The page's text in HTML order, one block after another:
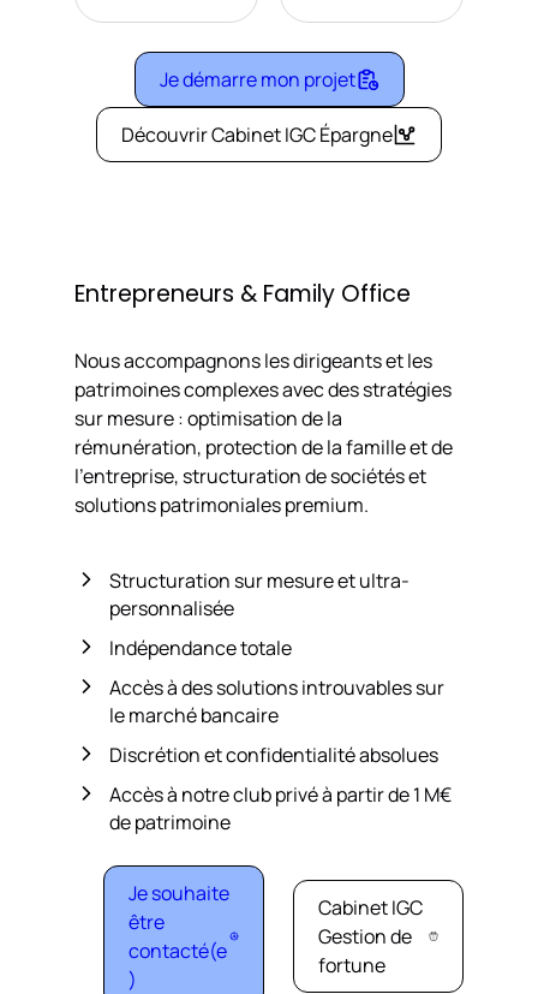
Je démarre mon projet
Découvrir Cabinet IGC Épargne
Entrepreneurs & Family Office
Nous accompagnons les dirigeants et les
patrimoines complexes avec des stratégies
sur mesure : optimisation de la
rémunération, protection de la famille et de
l’entreprise, structuration de sociétés et
solutions patrimoniales premium.
Structuration sur mesure et ultra-
personnalisée
Indépendance totale
Accès à des solutions introuvables sur
le marché bancaire
Discrétion et confidentialité absolues
Accès à notre club privé à partir de 1 M€
de patrimoine
Je souhaite
être
contacté(e
)
Cabinet IGC
Gestion de
fortune